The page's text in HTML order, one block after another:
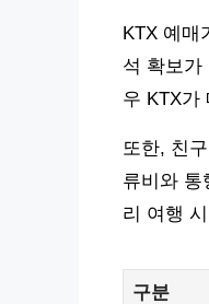
KTX 예매
석 확보가
우 KTX가
또한, 친
류비와 통
리 여행
구분